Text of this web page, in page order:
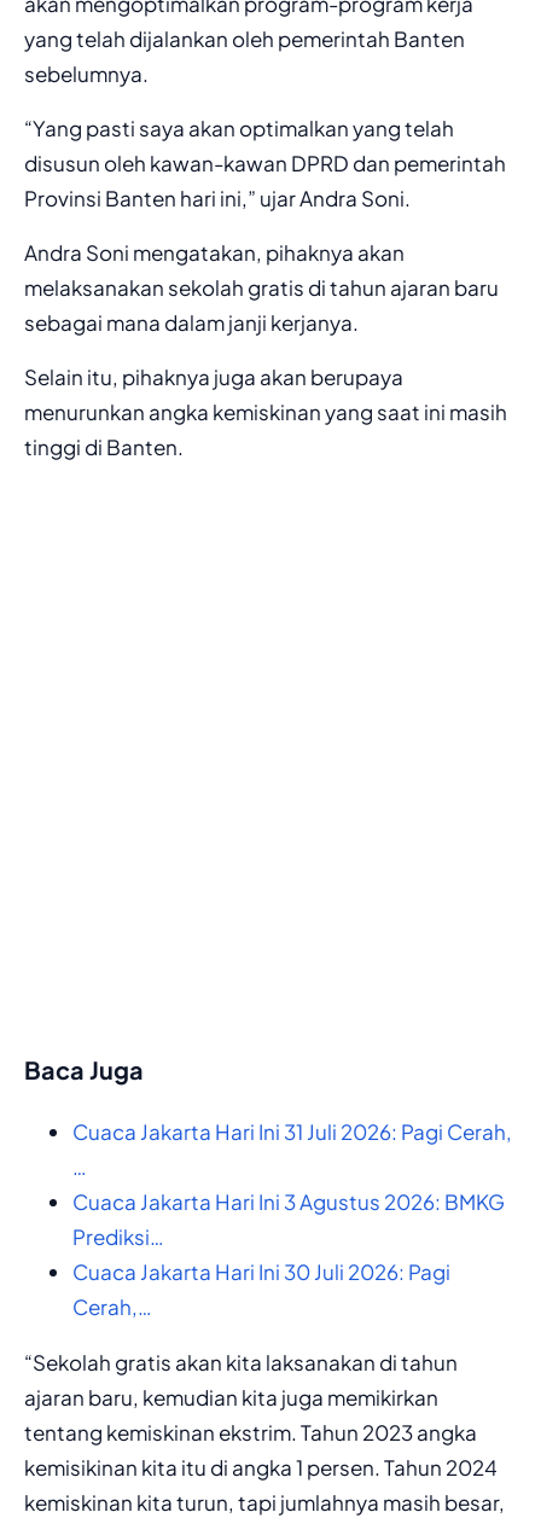
yang telah dijalankan oleh pemerintah Banten
sebelumnya.
“Yang pasti saya akan optimalkan yang telah
disusun oleh kawan-kawan DPRD dan pemerintah
Provinsi Banten hari ini,” ujar Andra Soni.
Andra Soni mengatakan, pihaknya akan
melaksanakan sekolah gratis di tahun ajaran baru
sebagai mana dalam janji kerjanya.
Selain itu, pihaknya juga akan berupaya
menurunkan angka kemiskinan yang saat ini masih
tinggi di Banten.
Baca Juga
Cuaca Jakarta Hari Ini 31 Juli 2026: Pagi Cerah,
…
Cuaca Jakarta Hari Ini 3 Agustus 2026: BMKG
Prediksi…
Cuaca Jakarta Hari Ini 30 Juli 2026: Pagi
Cerah,…
“Sekolah gratis akan kita laksanakan di tahun
ajaran baru, kemudian kita juga memikirkan
tentang kemiskinan ekstrim. Tahun 2023 angka
kemisikinan kita itu di angka 1 persen. Tahun 2024
kemiskinan kita turun, tapi jumlahnya masih besar,